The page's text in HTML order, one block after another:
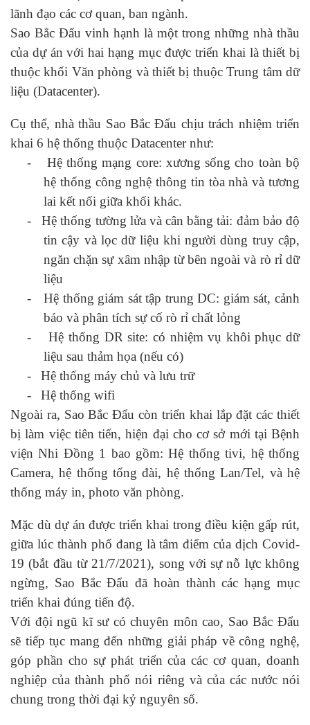
lãnh đạo các cơ quan, ban ngành.
Sao Bắc Đẩu vinh hạnh là một trong những nhà thầu
của dự án với hai hạng mục được triển khai là thiết bị
thuộc khối Văn phòng và thiết bị thuộcTrung tâm dữ
liệu (Datacenter).
Cụ thể, nhà thầu Sao Bắc Đẩu chịu trách nhiệm triển
khai 6 hệ thống thuộc Datacenter như:
-
Hệ thống mạng core: xương sống cho toàn bộ
hệ thống công nghệ thông tin tòa nhà và tương
lai kết nối giữa khối khác.
-
Hệ thống tường lửa và cân bằng tải: đảm bảo độ
tin cậy và lọc dữ liệu khi người dùng truy cập,
ngăn chặn sự xâm nhập từ bên ngoài và rò rỉ dữ
liệu
-
Hệ thống giám sát tập trung DC: giám sát, cảnh
báo và phân tích sự cố rò rỉ chất lỏng
-
Hệ thống DR site: có nhiệm vụ khôi phục dữ
liệu sau thảm họa (nếu có)
-
Hệ thống máy chủ và lưu trữ
-
Hệ thống wifi
Ngoài ra, Sao Bắc Đẩu còn triển khai lắp đặt các thiết
bị làm việc tiên tiến, hiện đại cho cơ sở mới tại Bệnh
viện Nhi Đồng 1 bao gồm:Hệ thống tivi, hệ thống
Camera, hệ thống tổng đài, hệ thống Lan/Tel, và hệ
thống máy in, photo văn phòng.
Mặc dù dự án được triển khai trong điều kiện gấp rút,
giữa lúc thành phố đang là tâm điểm của dịch Covid-
19 (bắt đầu từ 21/7/2021), song với sự nỗ lực không
ngừng, Sao Bắc Đẩu đã hoàn thành các hạng mục
triển khai đúng tiến độ.
Với đội ngũ kĩ sư có chuyên môn cao, Sao Bắc Đẩu
sẽ tiếp tục mang đến những giải pháp về công nghệ,
góp phần cho sự phát triển của cáccơ quan, doanh
nghiệp của thành phố nói riêng và của các nước nói
chung trong thời đại kỷ nguyên số.